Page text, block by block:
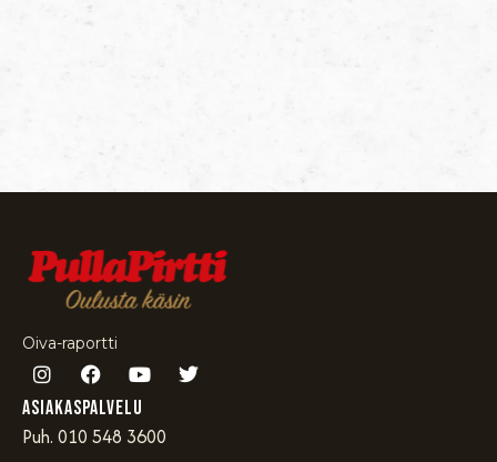
Oiva-raportti
Asiakaspalvelu
Puh. 010 548 3600